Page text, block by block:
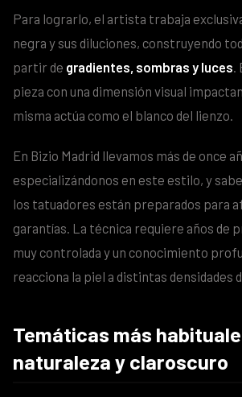
Para lograrlo, el artista trabaja
negra y sus diluciones, construyendo
partir de gradientes, sombras y luces
pieza con una dimensión visual
misma actúa como el blanco del lienzo.
En Bizio Madrid llevamos más de once
especializándonos en este estilo, y
los tatuadores están preparados para
garantías. La técnica requiere años de
muy controlada y un conocimiento
reacciona la piel a distintas densidades
Temáticas más
naturaleza y claroscuro